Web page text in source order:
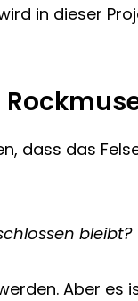
in dieser
dass das
bleibt?
Aber es